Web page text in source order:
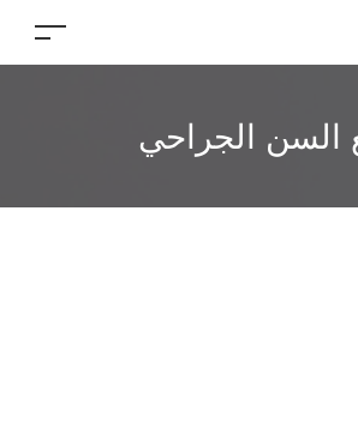
السن الجراحي